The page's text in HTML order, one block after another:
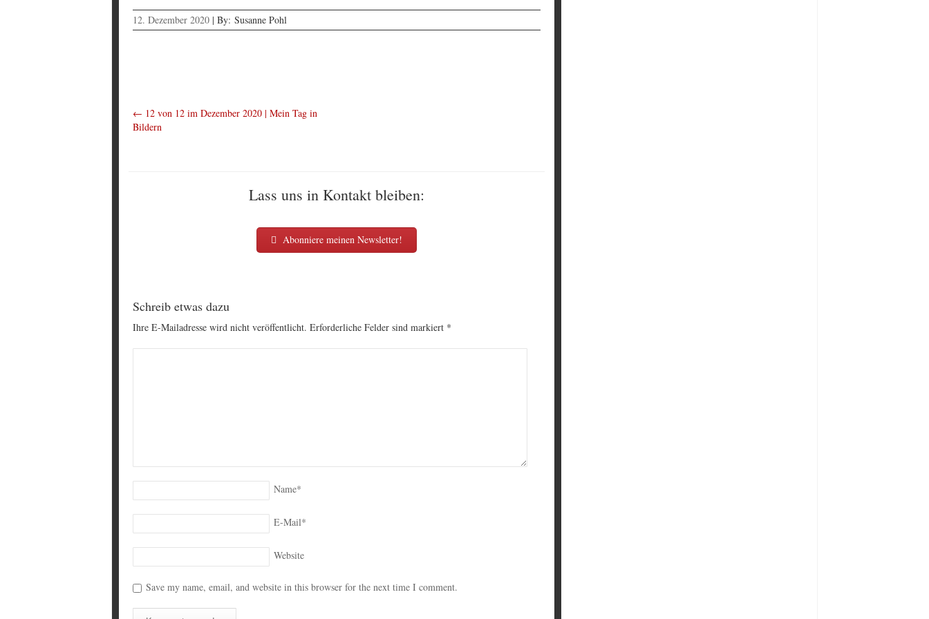
12. Dezember 2020 | By: Susanne Pohl
← 12 von 12 im Dezember 2020 | Mein Tag in
Bildern
Lass uns in Kontakt bleiben:
Abonniere meinen Newsletter!
Schreib etwas dazu
Ihre E-Mailadresse wird nicht veröffentlicht. Erforderliche Felder sind markiert *
Name*
E-Mail*
Website
Save my name, email, and website in this browser for the next time I comment.